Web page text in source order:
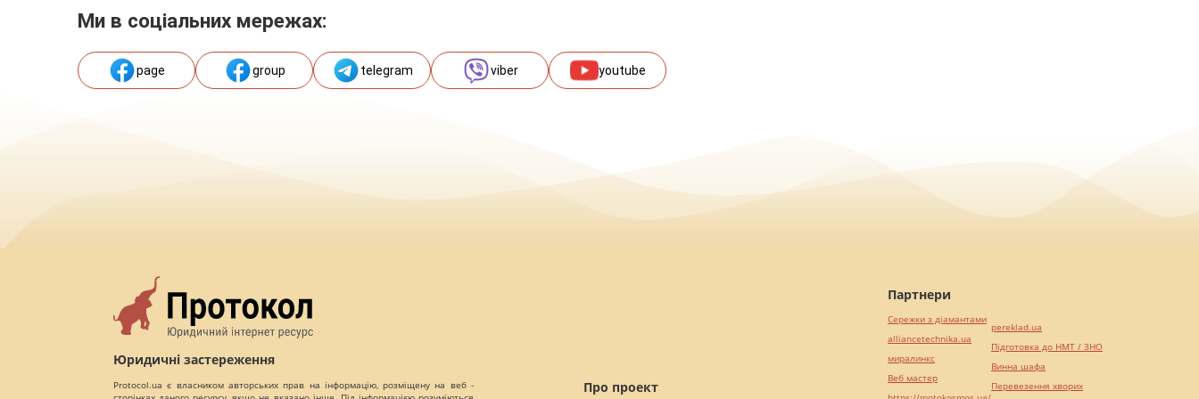
Ми в соціальних мережах:
page group telegram viber youtube
Юридичні застереження
Protocol.ua є власником авторських прав на інформацію, розміщену на веб -
Про проект
Партнери
Сережки з діамантами
alliancetechnika.ua
миралинкс
Веб мастер
pereklad.ua
Підготовка до НМТ / ЗНО
Винна шафа
Перевезення хворих